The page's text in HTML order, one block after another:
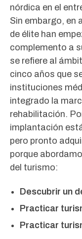
nórdica en el
Sin embargo, en
de élite han
complemento a
se refiere al
cinco años que
instituciones
integrado la
rehabilitación.
implantación
pero pronto
porque
del turismo:
Descubrir un
Practicar
Practicar